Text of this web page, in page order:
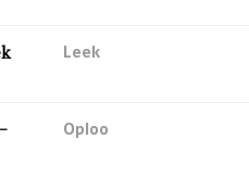
Leek
Oploo